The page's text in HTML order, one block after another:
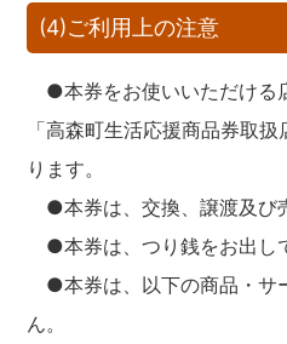
(4)ご利用上の注意
●本券をお使いいただける
「高森町生活応援商品券取
ります。
●本券は、交換、譲渡及び
●本券は、つり銭をお出し
●本券は、以下の商品・サ
ん。